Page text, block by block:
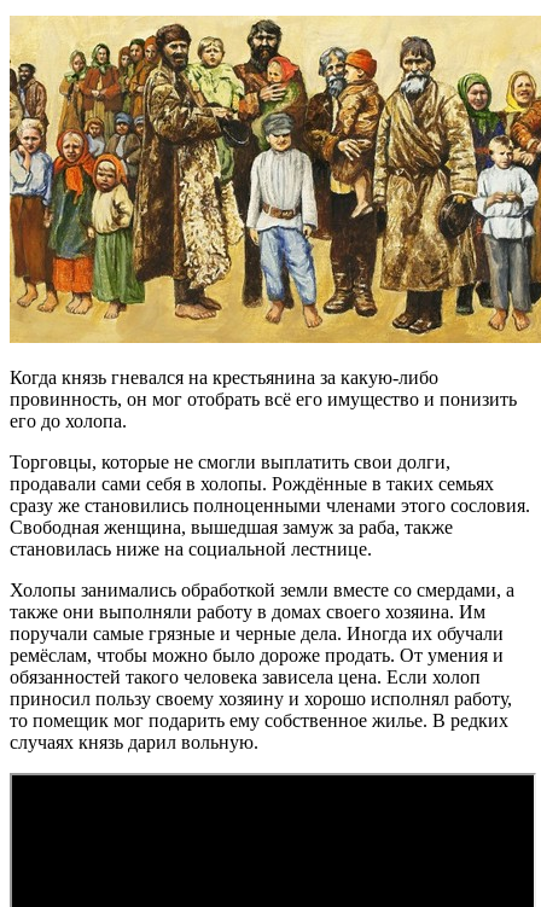
Когда князь гневался на крестьянина за какую-либо
провинность, он мог отобрать всё его имущество и понизить
его до холопа.
Торговцы, которые не смогли выплатить свои долги,
продавали сами себя в холопы. Рождённые в таких семьях
сразу же становились полноценными членами этого сословия.
Свободная женщина, вышедшая замуж за раба, также
становилась ниже на социальной лестнице.
Холопы занимались обработкой земли вместе со смердами, а
также они выполняли работу в домах своего хозяина. Им
поручали самые грязные и черные дела. Иногда их обучали
ремёслам, чтобы можно было дороже продать. От умения и
обязанностей такого человека зависела цена. Если холоп
приносил пользу своему хозяину и хорошо исполнял работу,
то помещик мог подарить ему собственное жилье. В редких
случаях князь дарил вольную.